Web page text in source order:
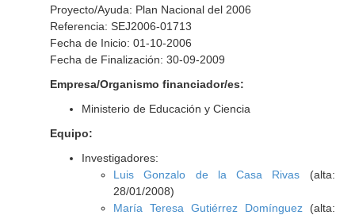
Proyecto/Ayuda: Plan Nacional del 2006
Referencia: SEJ2006-01713
Fecha de Inicio: 01-10-2006
Fecha de Finalización: 30-09-2009
Empresa/Organismo financiador/es:
Ministerio de Educación y Ciencia
Equipo:
Investigadores:
Luis Gonzalo de la Casa Rivas (alta:
28/01/2008)
María Teresa Gutiérrez Domínguez(alta: